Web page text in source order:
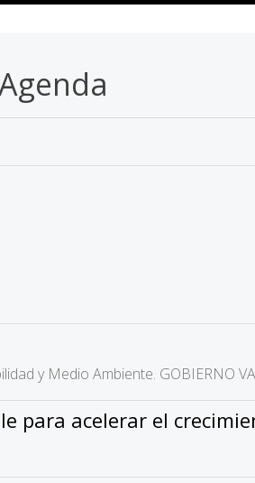
y Medio Ambiente. GOBIERNO
para acelerar el